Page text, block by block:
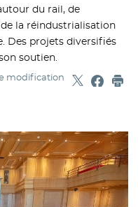
du rail, de
la réindustrialisation
Des projets diversifiés
soutien.
modification
Partager
- Nouvelle
-